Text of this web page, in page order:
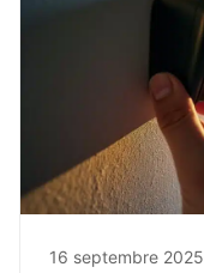
16 septembre 2025